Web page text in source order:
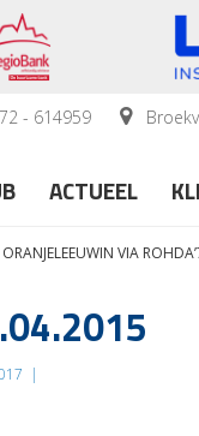
- 614959
ACTUEEL
VIA
|